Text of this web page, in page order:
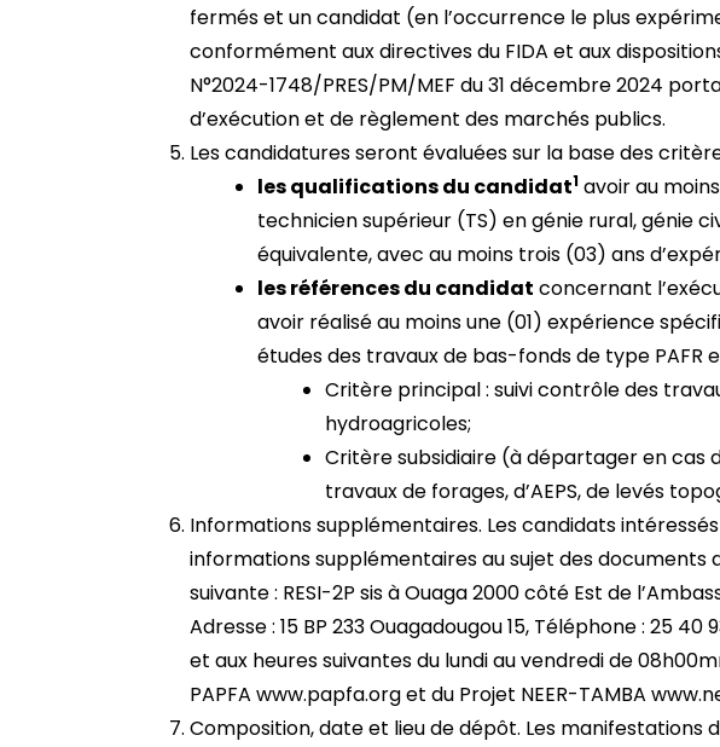
fermés et un candidat (en l’occurrence le plus
conformément aux directives du FIDA et aux
N°2024-1748/PRES/PM/MEF du 31 décembre 2024
d’exécution et de règlement des marchés publics.
Les candidatures seront évaluées sur la base des
les qualifications du candidat1 avoir au
technicien supérieur (TS) en génie rural, génie
équivalente, avec au moins trois (03) ans
les références du candidat concernant
avoir réalisé au moins une (01) expérience
études des travaux de bas-fonds de type PAFR
Critère principal : suivi contrôle des
hydroagricoles;
Critère subsidiaire (à départager en cas
travaux de forages, d’AEPS, de levés
Informations supplémentaires. Les candidats
informations supplémentaires au sujet des documents
suivante : RESI-2P sis à Ouaga 2000 côté Est de
Adresse : 15 BP 233 Ouagadougou 15, Téléphone : 25
et aux heures suivantes du lundi au vendredi de
PAPFA www.papfa.org et du Projet NEER-TAMBA
Composition, date et lieu de dépôt. Les manifestations